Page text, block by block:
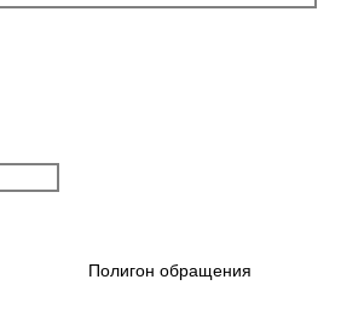
обращения